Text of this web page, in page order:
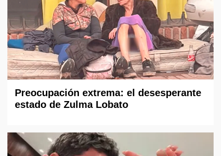
Preocupación extrema: el desesperante
estado de Zulma Lobato